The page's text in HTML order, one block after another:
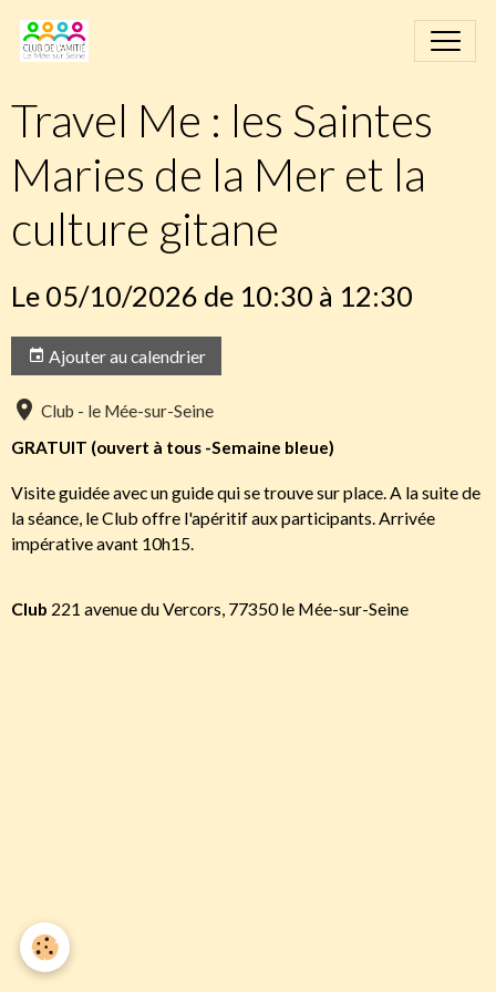
Travel Me : les Saintes
Maries de la Mer et la
culture gitane
Le 05/10/2026 de 10:30 à 12:30
Ajouter au calendrier
Club - le Mée-sur-Seine
GRATUIT (ouvert à tous -Semaine bleue)
Visite guidée avec un guide qui se trouve sur place. A la suite de
la séance, le Club offre l'apéritif aux participants. Arrivée
impérative avant 10h15.
Club 221 avenue du Vercors, 77350 le Mée-sur-Seine